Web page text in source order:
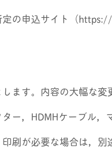
の申込サイト（
ます。内容の大幅な変
ー，HDMHケーブル，
刷が必要な場合は，別